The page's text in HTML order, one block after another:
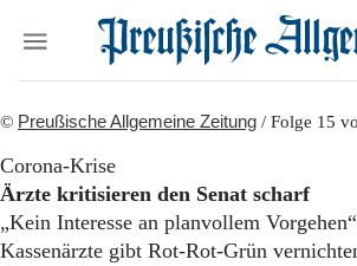
Politik
Panorama
Gesellschaft
Leben
Suchen und finden
© Preußische Allgemeine Zeitung / Folge 15
Corona-Krise
Ärzte kritisieren den Senat scharf
„Kein Interesse an planvollem
Kassenärzte gibt Rot-Rot-Grün